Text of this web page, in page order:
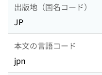
出版地（国名コード）
JP
本文の言語コード
jpn